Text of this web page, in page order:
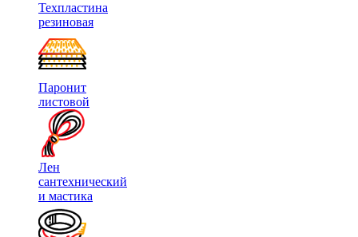
Техпластина
резиновая
Паронит
листовой
Лен
сантехнический
и мастика